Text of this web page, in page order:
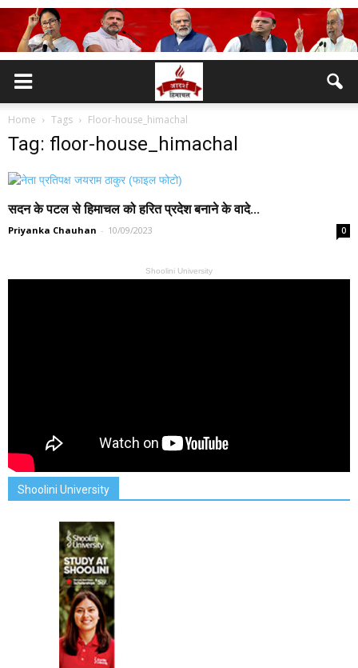
Home Tags Floor-house_himachal
Tag: floor-house_himachal
सदन के पटल से हिमाचल को हरित प्रदेश बनाने के वादे...
Priyanka Chauhan - 10/09/2023 0
Shoolini University
Shoolini University